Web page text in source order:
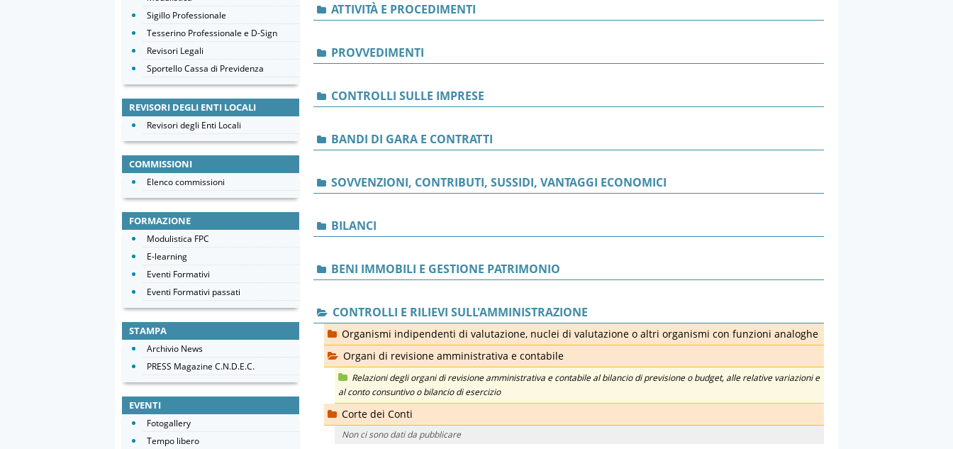
ATTIVITÀ E PROCEDIMENTI
PROVVEDIMENTI
CONTROLLI SULLE IMPRESE
BANDI DI GARA E CONTRATTI
SOVVENZIONI, CONTRIBUTI, SUSSIDI, VANTAGGI ECONOMICI
BILANCI
BENI IMMOBILI E GESTIONE PATRIMONIO
CONTROLLI E RILIEVI SULL'AMMINISTRAZIONE
Organismi indipendenti di valutazione, nuclei di valutazione o altri organismi con funzioni analoghe
Organi di revisione amministrativa e contabile
Relazioni degli organi di revisione amministrativa e contabile al bilancio di previsione o budget, alle relative variazioni e
al conto consuntivo o bilancio di esercizio
Corte dei Conti
Non ci sono dati da pubblicare
Sigillo Professionale
Tesserino Professionale e D-Sign
Revisori Legali
Sportello Cassa di Previdenza
REVISORI DEGLI ENTI LOCALI
Revisori degli Enti Locali
COMMISSIONI
Elenco commissioni
FORMAZIONE
Modulistica FPC
E-learning
Eventi Formativi
Eventi Formativi passati
STAMPA
Archivio News
PRESS Magazine C.N.D.E.C.
EVENTI
Fotogallery
Tempo libero